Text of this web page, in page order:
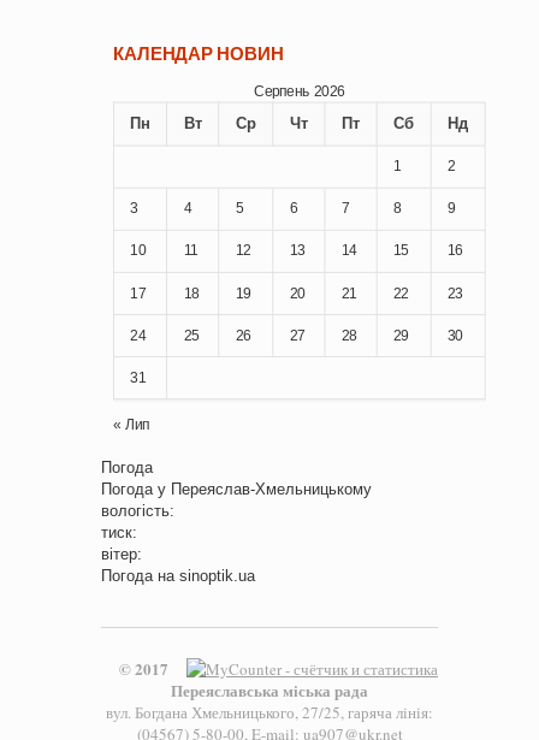
КАЛЕНДАР НОВИН
Серпень 2026
Пн Вт Ср Чт Пт Сб Нд
1 2
3 4 5 6 7 8 9
10 11 12 13 14 15 16
17 18 19 20 21 22 23
24 25 26 27 28 29 30
31
« Лип
Погода
Погода у Переяслав-Хмельницькому
вологість:
тиск:
вітер:
Погода на sinoptik.ua
© 2017
Переяславська міська рада
вул. Богдана Хмельницького, 27/25, гаряча лінія:
(04567) 5-80-00, E-mail: ua907@ukr.net